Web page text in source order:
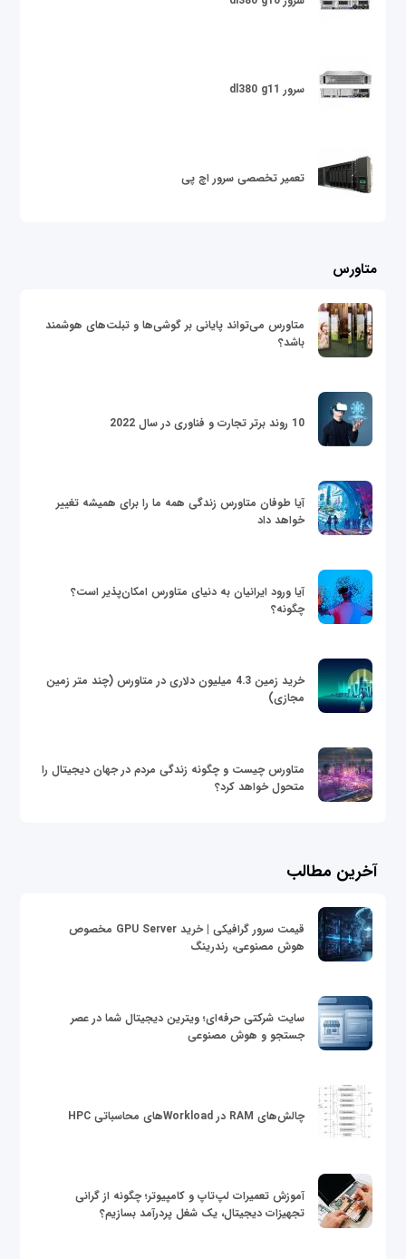
سرور dl380 g11
تعمیر تخصصی سرور اچ پی
متاورس
متاورس می‌تواند پایانی بر گوشی‌ها و تبلت‌های هوشمند
باشد؟
10 روند برتر تجارت و فناوری در سال 2022
آیا طوفان متاورس زندگی همه ما را برای همیشه تغییر
خواهد داد
آیا ورود ایرانیان به دنیای متاورس امکان‌پذیر است؟
چگونه؟
خرید زمین 4.3 میلیون دلاری در متاورس (چند متر زمین
مجازی)
متاورس چیست و چگونه زندگی مردم در جهان دیجیتال را
متحول خواهد کرد؟
آخرین مطالب
قیمت سرور گرافیکی | خرید GPU Server مخصوص
هوش مصنوعی، رندرینگ
سایت شرکتی حرفه‌ای؛ ویترین دیجیتال شما در عصر
جستجو و هوش مصنوعی
چالش‌های RAM در Workloadهای محاسباتی HPC
آموزش تعمیرات لپ‌تاپ و کامپیوتر؛ چگونه از گرانی
تجهیزات دیجیتال، یک شغل پردرآمد بسازیم؟